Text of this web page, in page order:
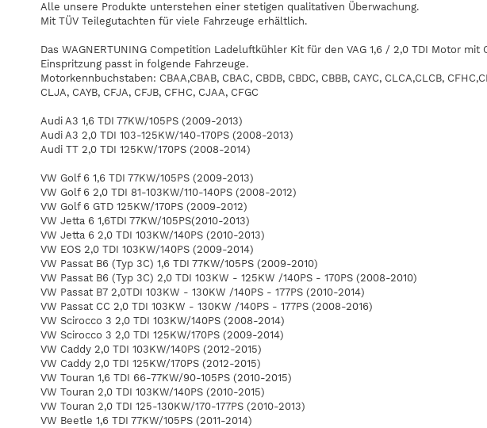
Alle unsere Produkte unterstehen einer stetigen qualitativen Überwachung.
Mit TÜV Teilegutachten für viele Fahrzeuge erhältlich.
Das WAGNERTUNING Competition Ladeluftkühler Kit für den VAG 1,6 / 2,0 TDI Motor mit
Einspritzung passt in folgende Fahrzeuge.
Motorkennbuchstaben: CBAA,CBAB, CBAC, CBDB, CBDC, CBBB, CAYC, CLCA,CLCB,
CLJA, CAYB, CFJA, CFJB, CFHC, CJAA, CFGC
Audi A3 1,6 TDI 77KW/105PS (2009-2013)
Audi A3 2,0 TDI 103-125KW/140-170PS (2008-2013)
Audi TT 2,0 TDI 125KW/170PS (2008-2014)
VW Golf 6 1,6 TDI 77KW/105PS (2009-2013)
VW Golf 6 2,0 TDI 81-103KW/110-140PS (2008-2012)
VW Golf 6 GTD 125KW/170PS (2009-2012)
VW Jetta 6 1,6TDI 77KW/105PS(2010-2013)
VW Jetta 6 2,0 TDI 103KW/140PS (2010-2013)
VW EOS 2,0 TDI 103KW/140PS (2009-2014)
VW Passat B6 (Typ 3C) 1,6 TDI 77KW/105PS (2009-2010)
VW Passat B6 (Typ 3C) 2,0 TDI 103KW - 125KW /140PS - 170PS (2008-2010)
VW Passat B7 2,0TDI 103KW - 130KW /140PS - 177PS (2010-2014)
VW Passat CC 2,0 TDI 103KW - 130KW /140PS - 177PS (2008-2016)
VW Scirocco 3 2,0 TDI 103KW/140PS (2008-2014)
VW Scirocco 3 2,0 TDI 125KW/170PS (2009-2014)
VW Caddy 2,0 TDI 103KW/140PS (2012-2015)
VW Caddy 2,0 TDI 125KW/170PS (2012-2015)
VW Touran 1,6 TDI 66-77KW/90-105PS (2010-2015)
VW Touran 2,0 TDI 103KW/140PS (2010-2015)
VW Touran 2,0 TDI 125-130KW/170-177PS (2010-2013)
VW Beetle 1,6 TDI 77KW/105PS (2011-2014)